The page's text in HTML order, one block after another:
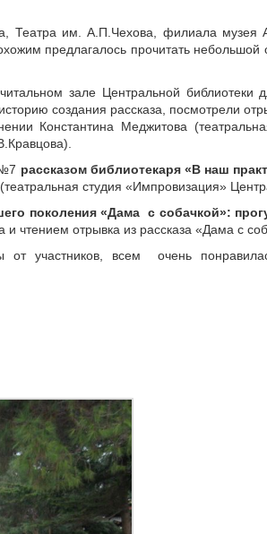
Театра им. А.П.Чехова, филиала музея
предлагалось прочитать
зале Центральной
создания рассказа, посмотрели
Константина Меджитова
рассказом библиотекаря «В наш
студия «Импровизация»
поколения «Дама с собачкой»:
и чтением отрывка из рассказа «Дама с
от участников, всем очень